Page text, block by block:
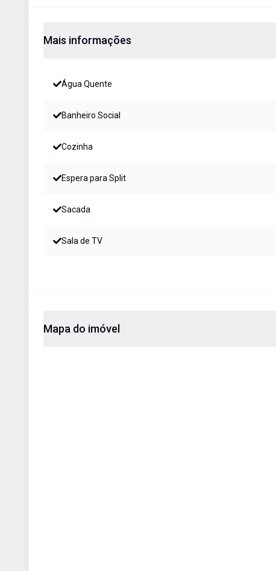
Mais informações
Água Quente
Banheiro Social
Cozinha
Espera para Split
Sacada
Sala de TV
Mapa do imóvel